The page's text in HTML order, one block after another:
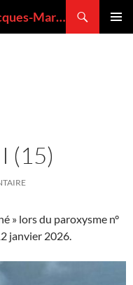
VOLCANMANIA : le blog de Jacques-Marie BARDINTZEFF, volcanologue
(15)
» lors du paroxysme n°
janvier 2026.